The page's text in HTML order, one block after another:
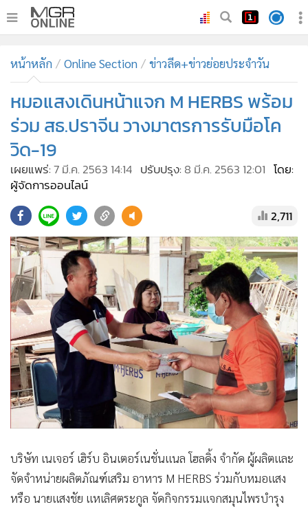
ทันเหตุการณ์
• ภาคใต้
ภูมิภาค
• บันเทิง
• ผู้จัดการรายวัน
• ละคร
• CbizReview
Cyber BIZ
• ผู้จัดกวน
• Good health & Well-being
Green Innovation & SD
• Management & HR
• MGR Live
• Infographic
การเมือง
• กีฬา
• ต่างประเทศ
• Special Scoop
หน้าหลัก Online Section ข่าวลีด+ข่าวย่อยประจำวัน
หมอแสงเดินหน้าแจก M HERBS พร้อม
ร่วม สธ.ปราจีน วางมาตรการรับมือโค
วิด-19
เผยแพร่:7 มี.ค. 2563 14:14 ปรับปรุง: 8 มี.ค. 2563 12:01 โดย:
ผู้จัดการออนไลน์
2,711
บริษัท เนเจอร์ เฮิร์บ อินเตอร์เนชั่นแนล โฮลดิ้ง จํากัด ผู้ผลิตและ
จัดจําหน่ายผลิตภัณฑ์เสริม อาหาร M HERBS ร่วมกับหมอแสง
หรือ นายแสงชัย แหเลิศตระกูล จัดกิจกรรมแจกสมุนไพรบํารุง